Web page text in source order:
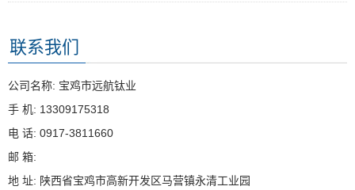
联系我们
公司名称: 宝鸡市远航钛业
手 机: 13309175318
电 话: 0917-3811660
邮 箱:
地 址: 陕西省宝鸡市高新开发区马营镇永清工业园